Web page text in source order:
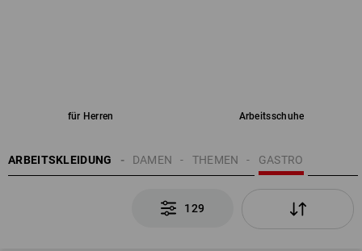
für Herren Arbeitsschuhe
ARBEITSKLEIDUNG GASTRO
THEMEN
DAMEN
129